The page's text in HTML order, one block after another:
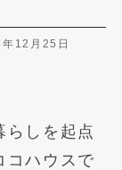
12月25日
らしを起点
コハウスで